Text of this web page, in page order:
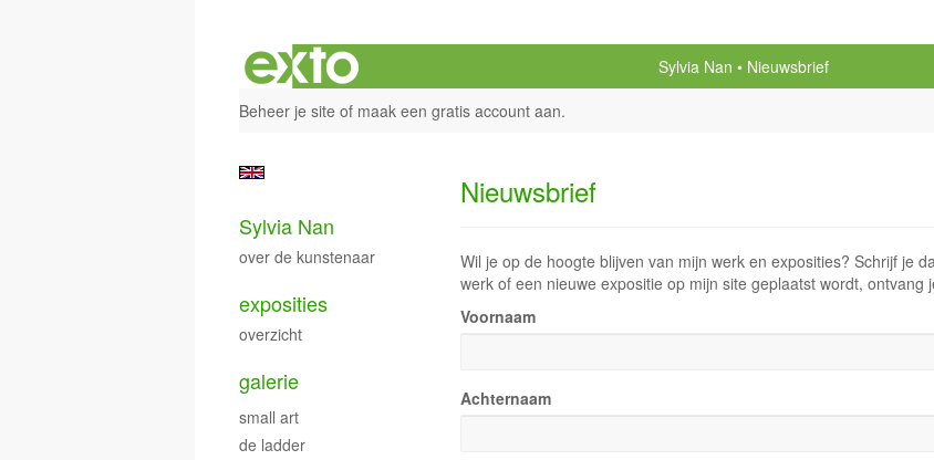
Sylvia Nan
Nieuwsbrief
Beheer je site of maak een gratis account aan.
Nieuwsbrief
Wil je op de hoogte blijven van mijn werk en exposities? Schrijf je
werk of een nieuwe expositie op mijn site geplaatst wordt, ontvang
Voornaam
Achternaam
Sylvia Nan
over de kunstenaar
exposities
overzicht
galerie
small art
de ladder